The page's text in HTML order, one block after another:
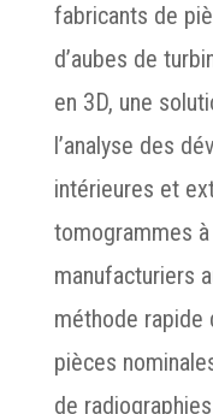
fabricants de
d’aubes de
en 3D, une
l’analyse des
intérieures et
tomogrammes
manufacturiers
méthode rapide
pièces
de